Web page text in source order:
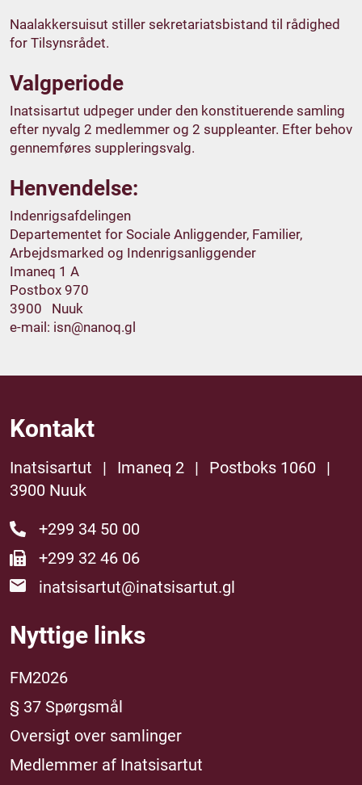
Naalakkersuisut stiller sekretariatsbistand til rådighed
for Tilsynsrådet.
Valgperiode
Inatsisartut udpeger under den konstituerende samling
efter nyvalg 2 medlemmer og 2 suppleanter. Efter behov
gennemføres suppleringsvalg.
Henvendelse:
Indenrigsafdelingen
Departementet for Sociale Anliggender, Familier,
Arbejdsmarked og Indenrigsanliggender
Imaneq 1 A
Postbox 970
3900 Nuuk
e-mail: isn@nanoq.gl
Kontakt
Inatsisartut | Imaneq 2 | Postboks 1060
|
3900 Nuuk
+299 34 50 00
+299 32 46 06
inatsisartut@inatsisartut.gl
Nyttige links
FM2026
§ 37 Spørgsmål
Oversigt over samlinger
Medlemmer af Inatsisartut